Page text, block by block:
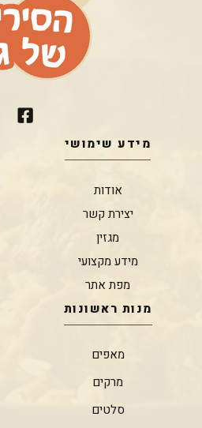
מידע שימושי
אודות
יצירת קשר
מגזין
מידע מקצועי
מפת אתר
מנות ראשונות
מאפים
מרקים
סלטים